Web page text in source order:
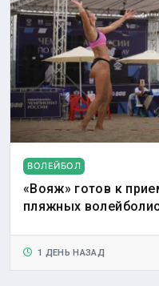
ВОЛЕЙБОЛ
«Вояж» готов к
пляжных
1 ДЕНЬ НАЗАД